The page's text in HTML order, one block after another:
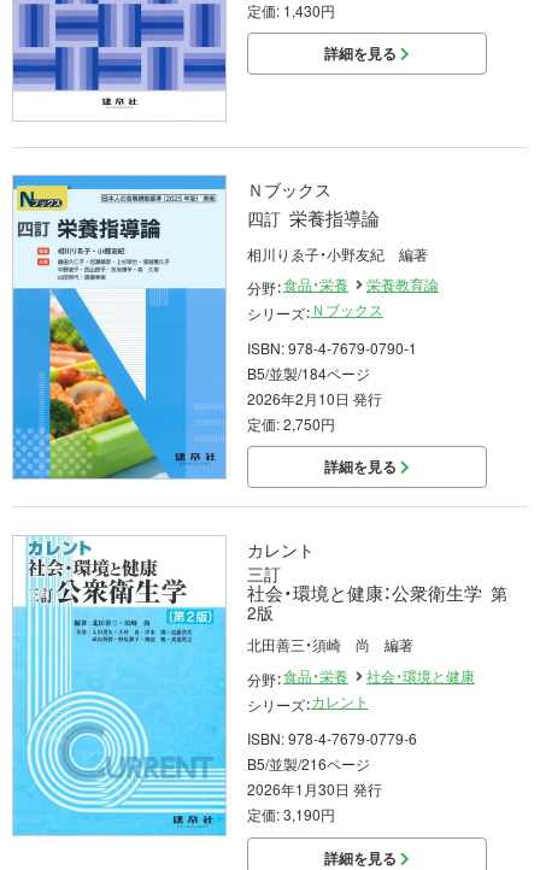
定価: 1,430円
詳細を見る
Ｎブックス
四訂 栄養指導論
相川りゑ子・小野友紀 編著
分野：食品・栄養
栄養教育論
シリーズ： Ｎブックス
ISBN: 978-4-7679-0790-1
B5/並製/184ページ
2026年2月10日 発行
定価: 2,750円
詳細を見る
カレント
三訂
社会・環境と健康：公衆衛生学 第
2版
北田善三・須崎 尚 編著
分野：食品・栄養
社会・環境と健康
シリーズ：カレント
ISBN: 978-4-7679-0779-6
B5/並製/216ページ
2026年1月30日 発行
定価: 3,190円
詳細を見る